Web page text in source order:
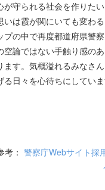
が守られる社会を作りた
は霞が関にいても変わ
の中で再度都道府県警
空論ではない手触り感の
す。気概溢れるみなさ
る日々を心待ちにしてい
考： 警察庁Webサイト採